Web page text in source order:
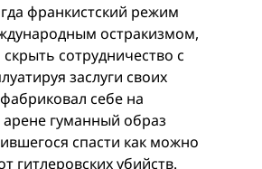
франкистский режим
остракизмом,
сотрудничество с
заслуги своих
себе на
гуманный образ
спасти как можно
гитлеровских убийств.